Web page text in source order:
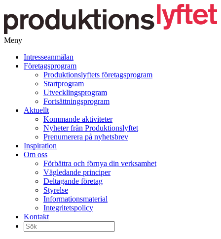
Meny
vidare
Intresseanmälan
Företagsprogram
Produktionslyftets företagsprogram
Startprogram
Utvecklingsprogram
Fortsättningsprogram
Aktuellt
Kommande aktiviteter
Nyheter från Produktionslyftet
Prenumerera på nyhetsbrev
Inspiration
Om oss
Förbättra och förnya din verksamhet
Vägledande principer
Deltagande företag
Styrelse
Informationsmaterial
Integritetspolicy
Kontakt
Sök
efter: